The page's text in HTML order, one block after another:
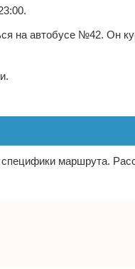
на автобусе №42. Он
маршрута.